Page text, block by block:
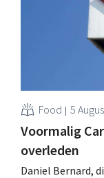
Food 5
Voormalig
overleden
Daniel Bernard,